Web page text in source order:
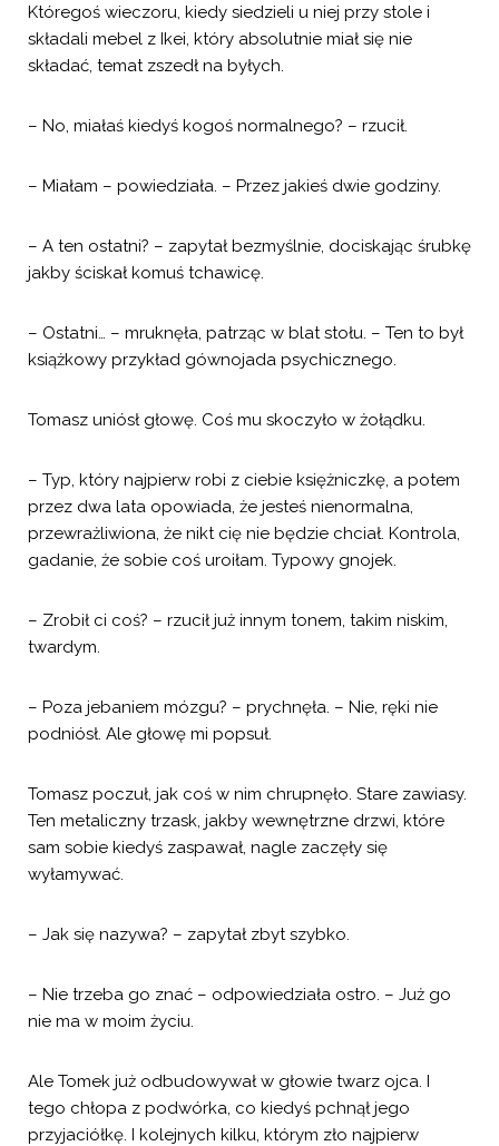
Któregoś wieczoru, kiedy siedzieli u niej przy stole i
składali mebel z Ikei, który absolutnie miał się nie
składać, temat zszedł na byłych.
– No, miałaś kiedyś kogoś normalnego? – rzucił.
– Miałam – powiedziała. – Przez jakieś dwie godziny.
– A ten ostatni? – zapytał bezmyślnie, dociskając śrubkę
jakby ściskał komuś tchawicę.
– Ostatni… – mruknęła, patrząc w blat stołu. – Ten to był
książkowy przykład gównojada psychicznego.
Tomasz uniósł głowę. Coś mu skoczyło w żołądku.
– Typ, który najpierw robi z ciebie księżniczkę, a potem
przez dwa lata opowiada, że jesteś nienormalna,
przewrażliwiona, że nikt cię nie będzie chciał. Kontrola,
gadanie, że sobie coś uroiłam. Typowy gnojek.
– Zrobił ci coś? – rzucił już innym tonem, takim niskim,
twardym.
– Poza jebaniem mózgu? – prychnęła. – Nie, ręki nie
podniósł. Ale głowę mi popsuł.
Tomasz poczuł, jak coś w nim chrupnęło. Stare zawiasy.
Ten metaliczny trzask, jakby wewnętrzne drzwi, które
sam sobie kiedyś zaspawał, nagle zaczęły się
wyłamywać.
– Jak się nazywa? – zapytał zbyt szybko.
– Nie trzeba go znać – odpowiedziała ostro. – Już go
nie ma w moim życiu.
Ale Tomek już odbudowywał w głowie twarz ojca. I
tego chłopa z podwórka, co kiedyś pchnął jego
przyjaciółkę. I kolejnych kilku, którym zło najpierw